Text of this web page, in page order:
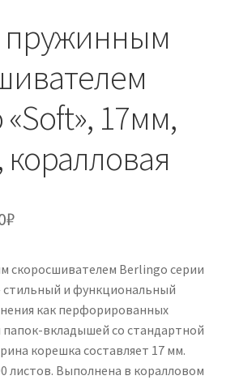
пружинным
17мм,
₽Текущая
176,00₽.
скоросшивателем Berlingo серии
и функциональный
как перфорированных
папок-вкладышей со стандартной
корешка составляет 17 мм.
листов. Выполнена в коралловом